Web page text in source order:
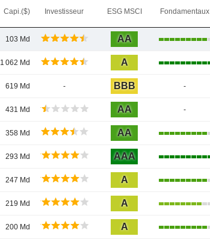
Capi.($) Investisseur ESG MSCI Fondamentaux
103 Md AA
1 062 Md A
619 Md - BBB -
431 Md AA -
358 Md AA
293 Md AAA
247 Md A
219 Md A
200 Md A